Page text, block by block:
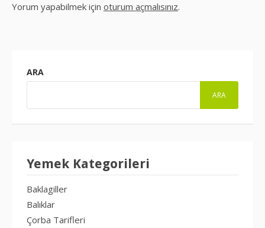
Yorum yapabilmek için oturum açmalısınız.
ARA
ARA
Yemek Kategorileri
Baklagiller
Balıklar
Çorba Tarifleri